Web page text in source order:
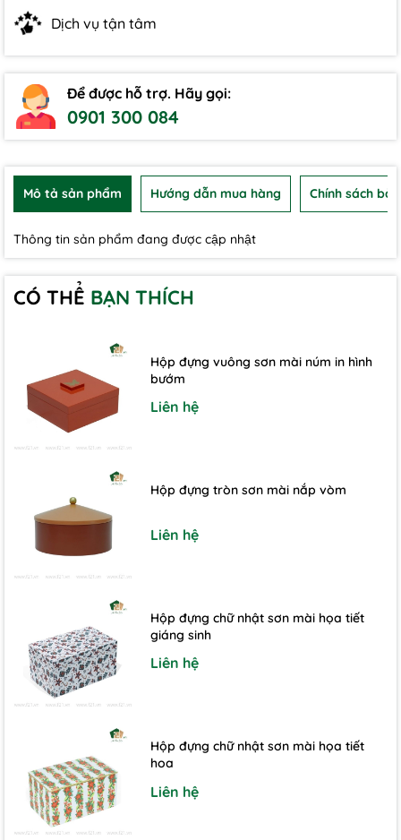
Dịch vụ tận tâm
Để được hỗ trợ. Hãy gọi:
0901 300 084
Mô tả sản phẩm Hướng dẫn mua hàng Chính sách
Thông tin sản phẩm đang được cập nhật
CÓ THỂ BẠN THÍCH
Hộp đựng vuông sơn mài núm in hình
bướm
Liên hệ
Hộp đựng tròn sơn mài nắp vòm
Liên hệ
Hộp đựng chữ nhật sơn mài họa tiết
giáng sinh
Liên hệ
Hộp đựng chữ nhật sơn mài họa tiết
hoa
Liên hệ